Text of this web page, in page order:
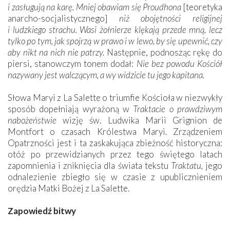
i zasługują na karę. Mniej obawiam się Proudhona [teoretyka
anarcho-socjalistycznego] niż obojętności religijnej
i ludzkiego strachu. Wasi żołnierze klękają przede mną, lecz
tylko po tym, jak spojrzą w prawo i w lewo, by się upewnić, czy
aby nikt na nich nie patrzy. Następnie, podnosząc rękę do
piersi, stanowczym tonem dodał: Nie bez powodu Kościół
nazywany jest walczącym, a wy widzicie tu jego kapitana.
Słowa Maryi z La Salette o triumfie Kościoła w niezwykły
sposób dopełniają wyrażoną w Traktacie o prawdziwym
nabożeństwiewizję św. Ludwika Marii Grignion de
Montfort o czasach Królestwa Maryi. Zrządzeniem
Opatrzności jest i ta zaskakująca zbieżność historyczna:
otóż po przewidzianych przez tego świętego latach
zapomnienia i zniknięcia dla świata tekstu Traktatu, jego
odnalezienie zbiegło się w czasie z upublicznieniem
orędzia Matki Bożej z La Salette.
Zapowiedź bitwy